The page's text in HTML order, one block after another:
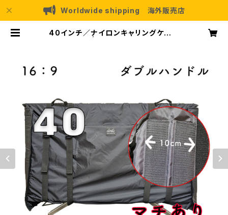
Worldwide shipping 海外販売店
40インチ／ナイロンキャリングケース